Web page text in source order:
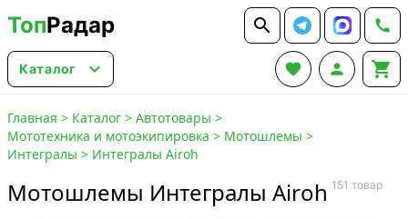
ТопРадар  
Каталог    
Главная > Каталог > Автотовары >
Мототехника и мотоэкипировка > Мотошлемы >
Интегралы > Интегралы Airoh
Мотошлемы Интегралы Airoh 151 товар